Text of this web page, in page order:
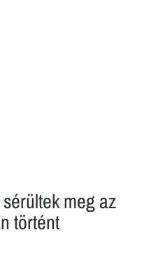
meg az
történt